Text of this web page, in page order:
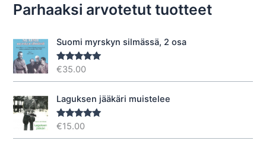
Parhaaksi arvotetut tuotteet
Suomi myrskyn silmässä, 2 osa
Arvostelu
€35.00
Laguksen jääkäri muistelee
Arvostelu
€15.00